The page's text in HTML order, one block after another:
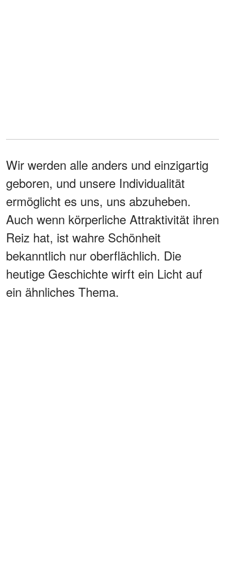
Wir werden alle anders und einzigartig
geboren, und unsere Individualität
ermöglicht es uns, uns abzuheben.
Auch wenn körperliche Attraktivität ihren
Reiz hat, ist wahre Schönheit
bekanntlich nur oberflächlich. Die
heutige Geschichte wirft ein Licht auf
ein ähnliches Thema.